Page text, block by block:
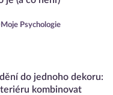
Moje Psychologie
do jednoho dekoru:
kombinovat